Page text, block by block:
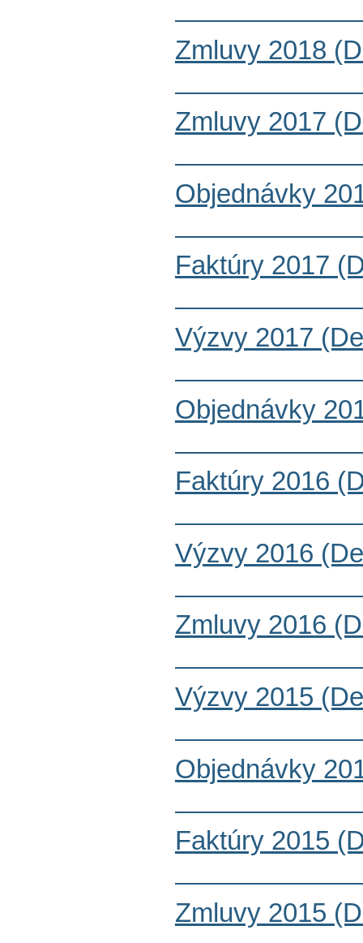
Zmluvy 2018
Zmluvy 2017
Objednávky
Faktúry 2017
Výzvy 2017
Objednávky
Faktúry 2016
Výzvy 2016
Zmluvy 2016
Výzvy 2015
Objednávky
Faktúry 2015
Zmluvy 2015